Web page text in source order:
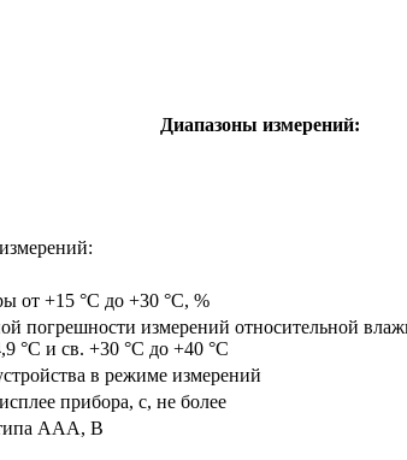
Диапазоны измерений:
от +15 °C до +30 °C, %
погрешности измерений относительной
°C и св. +30 °C до +40 °C
в режиме измерений
прибора, с, не более
AAA, В